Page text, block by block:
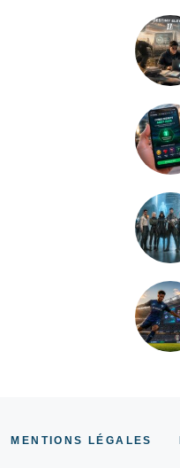
MENTIONS LÉGALES